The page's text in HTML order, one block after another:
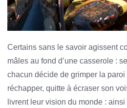
Certains sans le savoir agissent
mâles au fond d’une casserole :
chacun décide de grimper la
réchapper, quitte à écraser son
livrent leur vision du monde :